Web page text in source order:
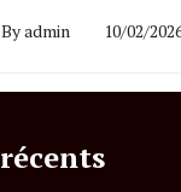
Byadmin 10/02/